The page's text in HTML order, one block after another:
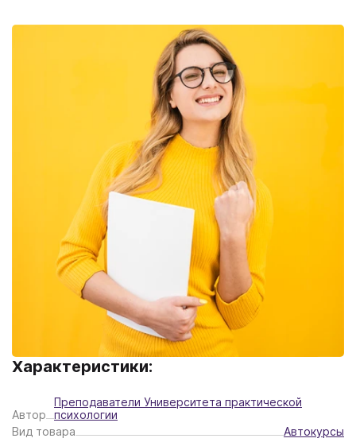
Характеристики:
Автор
Преподаватели Университета практической
психологии
Вид товара
Автокурсы